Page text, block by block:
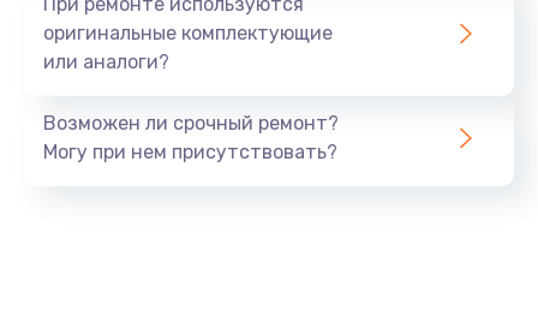
оригинальные комплектующие
или аналоги?
Возможен ли срочный ремонт?
Могу при нем присутствовать?